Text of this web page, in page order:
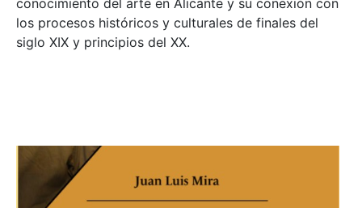
conocimiento del arte en Alicante y su conexión con
los procesos históricos y culturales de finales del
siglo XIX y principios del XX.